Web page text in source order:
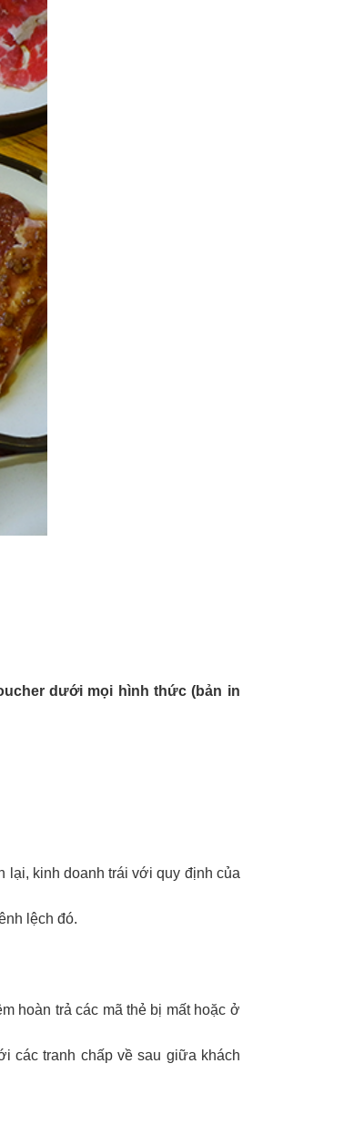
dưới mọi hình thức (bản in
lại, kinh doanh trái với quy định của
lệch đó.
hoàn trả các mã thẻ bị mất hoặc ở
các tranh chấp về sau giữa khách